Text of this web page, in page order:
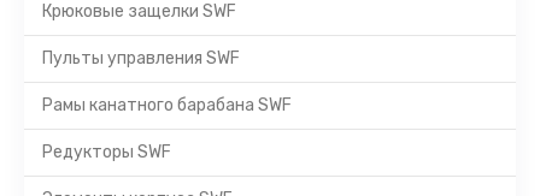
Крюковые защелки SWF
Пульты управления SWF
Рамы канатного барабана SWF
Редукторы SWF